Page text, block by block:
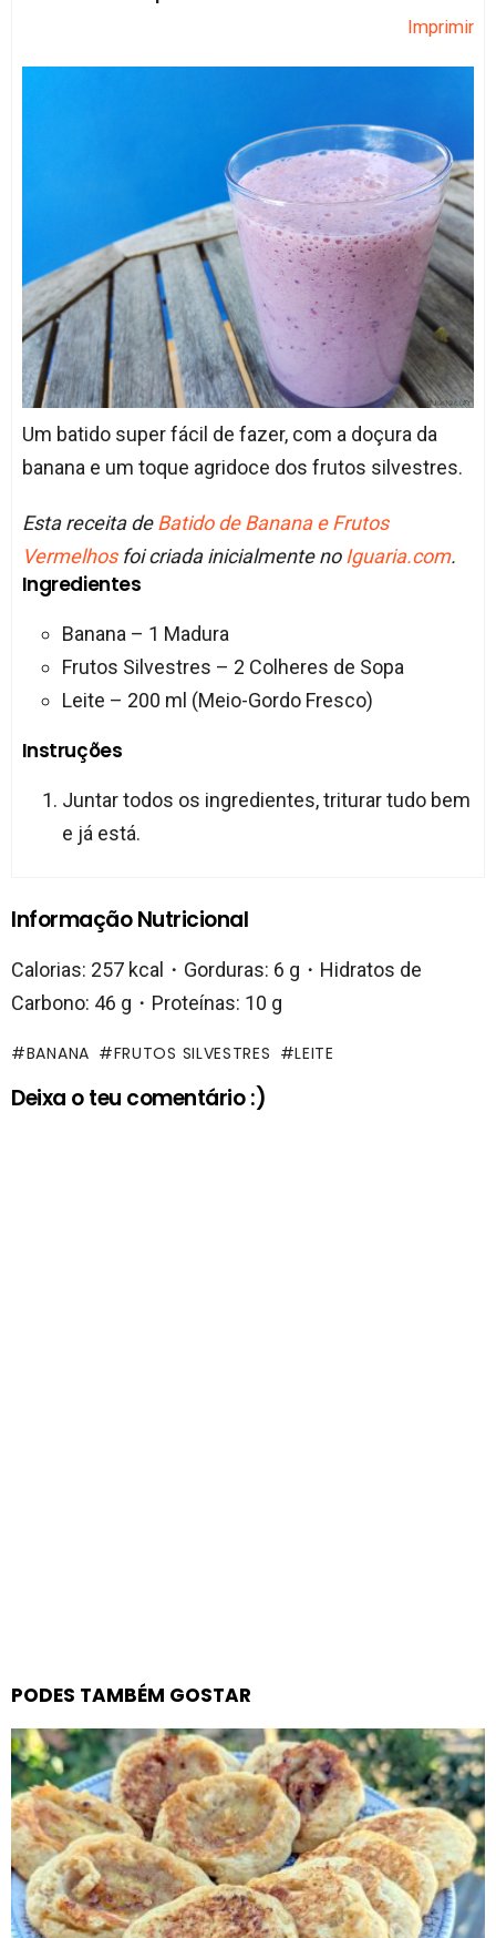
Imprimir
Um batido super fácil de fazer, com a doçura da
banana e um toque agridoce dos frutos silvestres.
Esta receita deBatido de Banana e Frutos
Vermelhosfoi criada inicialmente noIguaria.com.
Ingredientes
Banana – 1 Madura
Frutos Silvestres – 2 Colheres de Sopa
Leite – 200 ml (Meio-Gordo Fresco)
Instruções
Juntar todos os ingredientes, triturar tudo bem
e já está.
Informação Nutricional
Calorias: 257 kcal・Gorduras: 6 g・Hidratos de
Carbono: 46 g・Proteínas: 10 g
BANANA FRUTOS SILVESTRES LEITE
Deixa o teu comentário :)
PODES TAMBÉM GOSTAR